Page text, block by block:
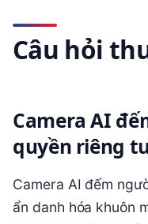
Câu hỏi
Camera AI
quyền riêng
Camera AI đếm
ẩn danh hóa khuôn